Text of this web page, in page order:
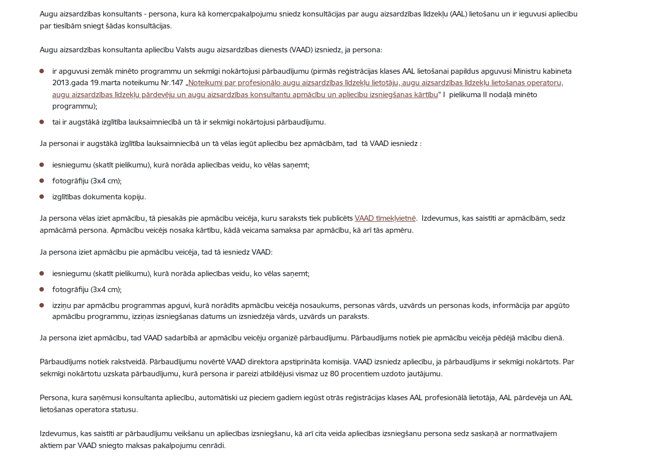
Augu aizsardzības konsultants - persona, kura kā komercpakalpojumu sniedz konsultācijas par augu aizsardzības līdzekļu (AAL) lietošanu un ir ieguvusi apliecību
par tiesībām sniegt šādas konsultācijas.
Augu aizsardzības konsultanta apliecību Valsts augu aizsardzības dienests (VAAD) izsniedz, ja persona:
ir apguvusi zemāk minēto programmu un sekmīgi nokārtojusi pārbaudījumu (pirmās reģistrācijas klases AAL lietošanai papildus apguvusi Ministru kabineta
2013.gada 19.marta noteikumu Nr.147 „Noteikumi par profesionālo augu aizsardzības līdzekļu lietotāju, augu aizsardzības līdzekļu lietošanas operatoru,
augu aizsardzības līdzekļu pārdevēju un augu aizsardzības konsultantu apmācību un apliecību izsniegšanas kārtību” I pielikuma II nodaļā minēto
programmu);
tai ir augstākā izglītība lauksaimniecībā un tā ir sekmīgi nokārtojusi pārbaudījumu.
Ja personai ir augstākā izglītība lauksaimniecībā un tā vēlas iegūt apliecību bez apmācībām, tad tā VAAD iesniedz :
iesniegumu (skatīt pielikumu), kurā norāda apliecības veidu, ko vēlas saņemt;
fotogrāfiju (3x4 cm);
izglītības dokumenta kopiju.
Ja persona vēlas iziet apmācību, tā piesakās pie apmācību veicēja, kuru saraksts tiek publicēts VAAD tīmekļvietnē. Izdevumus, kas saistīti ar apmācībām, sedz
apmācāmā persona. Apmācību veicējs nosaka kārtību, kādā veicama samaksa par apmācību, kā arī tās apmēru.
Ja persona iziet apmācību pie apmācību veicēja, tad tā iesniedz VAAD:
iesniegumu (skatīt pielikumu), kurā norāda apliecības veidu, ko vēlas saņemt;
fotogrāfiju (3x4 cm);
izziņu par apmācību programmas apguvi, kurā norādīts apmācību veicēja nosaukums, personas vārds, uzvārds un personas kods, informācija par apgūto
apmācību programmu, izziņas izsniegšanas datums un izsniedzēja vārds, uzvārds un paraksts.
Ja persona iziet apmācību, tad VAAD sadarbībā ar apmācību veicēju organizē pārbaudījumu. Pārbaudījums notiek pie apmācību veicēja pēdējā mācību dienā.
Pārbaudījums notiek rakstveidā. Pārbaudījumu novērtē VAAD direktora apstiprināta komisija. VAAD izsniedz apliecību, ja pārbaudījums ir sekmīgi nokārtots. Par
sekmīgi nokārtotu uzskata pārbaudījumu, kurā persona ir pareizi atbildējusi vismaz uz 80 procentiem uzdoto jautājumu.
Persona, kura saņēmusi konsultanta apliecību, automātiski uz pieciem gadiem iegūst otrās reģistrācijas klases AAL profesionālā lietotāja, AAL pārdevēja un AAL
lietošanas operatora statusu.
Izdevumus, kas saistīti ar pārbaudījumu veikšanu un apliecības izsniegšanu, kā arī cita veida apliecības izsniegšanu persona sedz saskaņā ar normatīvajiem
aktiem par VAAD sniegto maksas pakalpojumu cenrādi.